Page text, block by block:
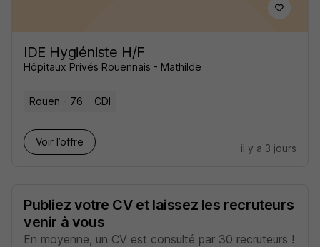
IDE Hygiéniste H/F
Hôpitaux Privés Rouennais - Mathilde
Rouen - 76 CDI
Voir l’offre
il y a 3 jours
Publiez votre CV et laissez les recruteurs
venir à vous
En moyenne, un CV est consulté par 30 recruteurs !